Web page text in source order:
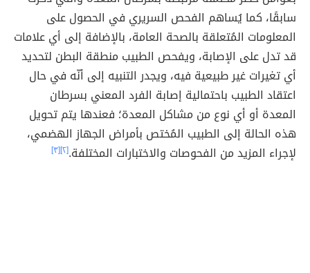
سابقًا، كما يُساهم الفحص السريري في الحصول على
المعلومات المُتعلقة بالصحة العامة، بالإضافة إلى أي علامات
قد تدل على الإصابة، ويفحص الطبيب منطقة البطن لتحديد
أي تغيرات غير طبيعية فيه، ويجدر التنبيه إلى أنّه في حال
اعتقاد الطبيب باحتمالية إصابة الفرد المعني بسرطان
المعدة أو أي نوع من مشاكل المعدة؛ فعندها يتم تحويل
هذه الحالة إلى الطبيب المُختص بأمراض الجهاز الهضمي،
لإجراء المزيد من الفحوصات والاختبارات المختلفة.[٢] [٣]